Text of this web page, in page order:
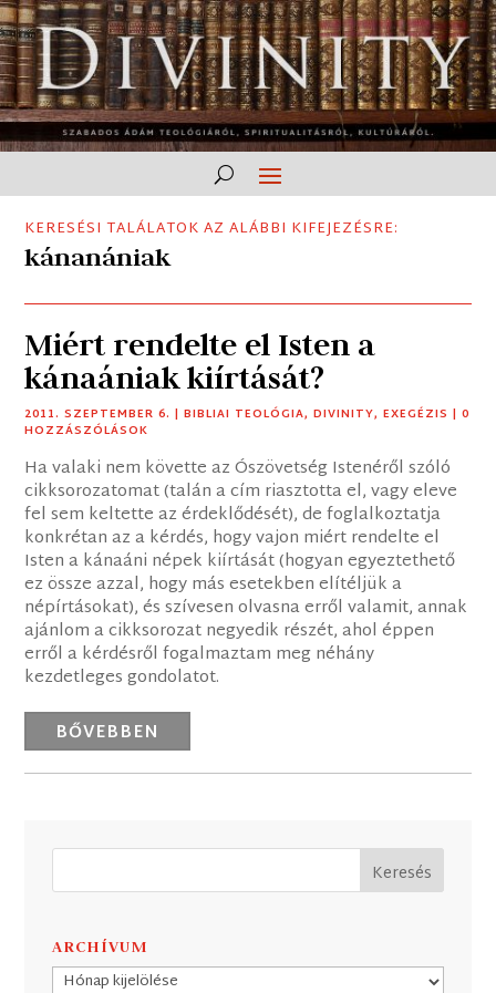
KERESÉSI TALÁLATOK AZ ALÁBBI KIFEJEZÉSRE:
kánanániak
Miért rendelte el Isten a
kánaániak kiírtását?
2011. SZEPTEMBER 6. |BIBLIAI TEOLÓGIA,DIVINITY,EXEGÉZIS | 0
HOZZÁSZÓLÁSOK
Ha valaki nem követte az Ószövetség Istenéről szóló
cikksorozatomat (talán a cím riasztotta el, vagy eleve
fel sem keltette az érdeklődését), de foglalkoztatja
konkrétan az a kérdés, hogy vajon miért rendelte el
Isten a kánaáni népek kiírtását (hogyan egyeztethető
ez össze azzal, hogy más esetekben elítéljük a
népírtásokat), és szívesen olvasna erről valamit, annak
ajánlom a cikksorozat negyedik részét, ahol éppen
erről a kérdésről fogalmaztam meg néhány
kezdetleges gondolatot.
BŐVEBBEN
ARCHÍVUM
Archívum